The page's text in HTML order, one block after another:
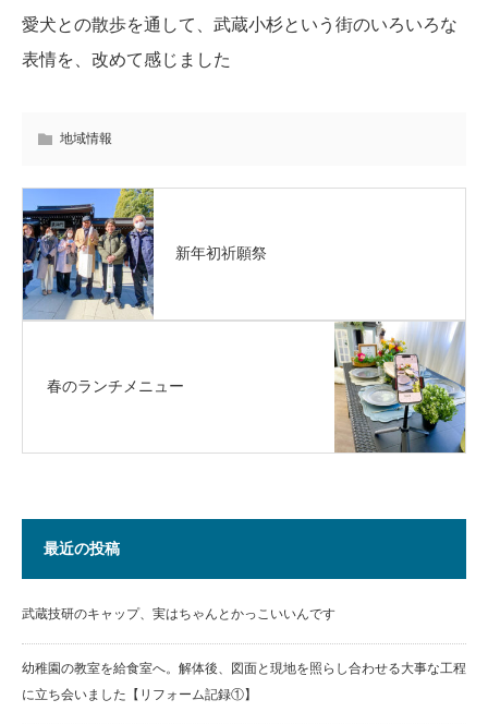
愛犬との散歩を通して、武蔵小杉という街のいろいろな
表情を、改めて感じました
地域情報
新年初祈願祭
春のランチメニュー
最近の投稿
武蔵技研のキャップ、実はちゃんとかっこいいんです
幼稚園の教室を給食室へ。解体後、図面と現地を照らし合わせる大事な工程
に立ち会いました【リフォーム記録①】